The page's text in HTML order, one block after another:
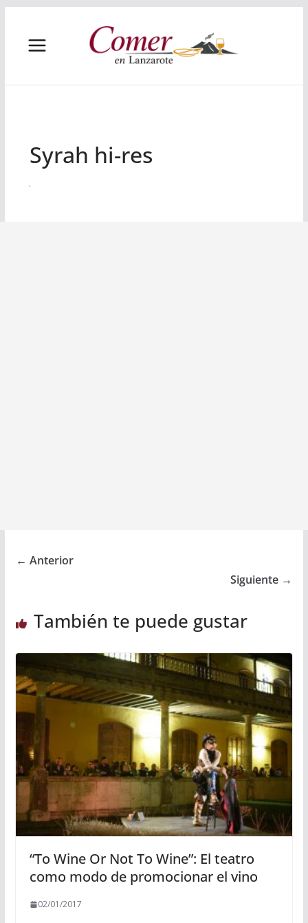
contenido
Syrah hi-res
← Anterior
Siguiente →
También te puede gustar
“To Wine Or Not To Wine”: El teatro
como modo de promocionar el vino
02/01/2017